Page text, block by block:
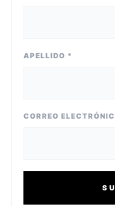
APELLIDO *
CORREO